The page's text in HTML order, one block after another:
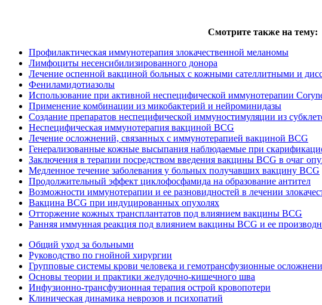
Смотрите также на тему:
Профилактическая иммунотерапия злокачественной меланомы
Лимфоциты несенсибилизированного донора
Лечение оспенной вакциной больных с кожными сателлитными и
Фениламидотиазолы
Использование при активной неспецифической иммунотерапии
Применение комбинации из микобактерий и нейроминидазы
Создание препаратов неспецифической иммуностимуляции из
Неспецифическая иммунотерапия вакциной BCG
Лечение осложнений, связанных с иммунотерапией вакциной BCG
Генерализованные кожные высыпания наблюдаемые при
Заключения в терапии посредством введения вакцины BCG в очаг
Медленное течение заболевания у больных получавших вакцину BCG
Продолжительный эффект циклофосфамида на образование антител
Возможности иммунотерапии и ее разновидностей в лечении
Вакцина BCG при индуцированных опухолях
Отторжение кожных трансплантатов под влиянием вакцины BCG
Ранняя иммунная реакция под влиянием вакцины BCG и ее
Общий уход за больными
Руководство по гнойной хирургии
Групповые системы крови человека и гемотрансфузионные
Основы теории и практики желудочно-кишечного шва
Инфузионно-трансфузионная терапия острой кровопотери
Клиническая динамика неврозов и психопатий